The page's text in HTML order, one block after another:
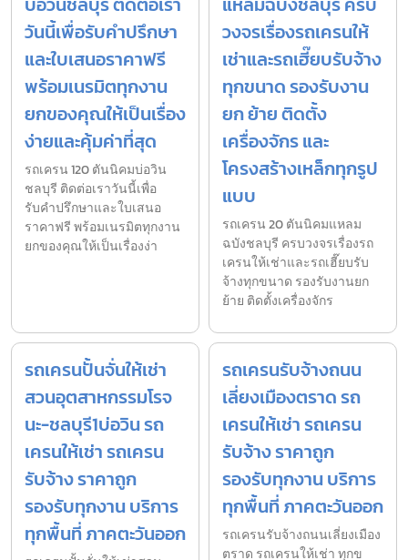
วันนี้เพื่อรับคำปรึกษา
และใบเสนอราคาฟรี
พร้อมเนรมิตทุกงาน
ยกของคุณให้เป็นเรื่อง
ง่ายและคุ้มค่าที่สุด
รถเครน 120 ตันนิคมบ่อวิน
ชลบุรี ติดต่อเราวันนี้เพื่อ
รับคำปรึกษาและใบเสนอ
ราคาฟรี พร้อมเนรมิตทุกงาน
ยกของคุณให้เป็นเรื่องง่า
วงจรเรื่องรถเครนให้
เช่าและรถเฮี๊ยบรับจ้าง
ทุกขนาด รองรับงาน
ยก ย้าย ติดตั้ง
เครื่องจักร และ
โครงสร้างเหล็กทุกรูป
แบบ
รถเครน 20 ตันนิคมแหลม
ฉบังชลบุรี ครบวงจรเรื่องรถ
เครนให้เช่าและรถเฮี๊ยบรับ
จ้างทุกขนาด รองรับงานยก
ย้าย ติดตั้งเครื่องจักร
รถเครนปั้นจั่นให้เช่า
สวนอุตสาหกรรมโรจ
นะ-ชลบุรี1บ่อวิน รถ
เครนให้เช่า รถเครน
รับจ้าง ราคาถูก
รองรับทุกงาน บริการ
ทุกพื้นที่ ภาคตะวันออก
รถเครนรับจ้างถนน
เลี่ยงเมืองตราด รถ
เครนให้เช่า รถเครน
รับจ้าง ราคาถูก
รองรับทุกงาน บริการ
ทุกพื้นที่ ภาคตะวันออก
รถเครนรับจ้างถนนเลี่ยงเมือง
ตราด รถเครนให้เช่า ทุกข